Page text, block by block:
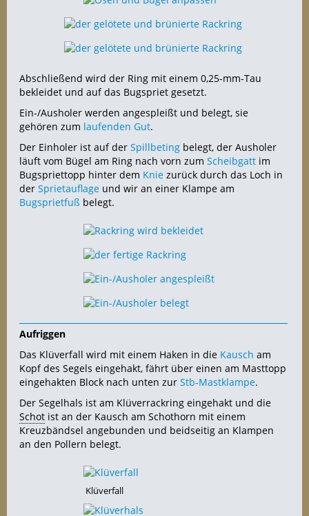
Abschließend wird der Ring mit einem 0,25-mm-Tau
bekleidet und auf das Bugspriet gesetzt.
Ein-/Ausholer werden angespleißt und belegt, sie
gehören zum laufenden Gut.
Der Einholer ist auf der Spillbeting belegt, der Ausholer
läuft vom Bügel am Ring nach vorn zum Scheibgatt im
Bugspriettopp hinter dem Knie zurück durch das Loch in
der Sprietauflage und wir an einer Klampe am
Bugsprietfuß belegt.
Aufriggen
Das Klüverfall wird mit einem Haken in die Kausch am
Kopf des Segels eingehakt, fährt über einen am Masttopp
eingehakten Block nach unten zur Stb-Mastklampe.
Der Segelhals ist am Klüverrackring eingehakt und die
Schot ist an der Kausch am Schothorn mit einem
Kreuzbändsel angebunden und beidseitig an Klampen
an den Pollern belegt.
Klüverfall